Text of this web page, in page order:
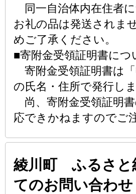
同一自治体内在住者
お礼の品は発送されま
めご了承ください。
■寄附金受領証明書につ
寄附金受領証明書は「
の氏名・住所で発行しま
尚、寄附金受領証明
応できかねますのでご
綾川町 ふるさと
てのお問い合わせ